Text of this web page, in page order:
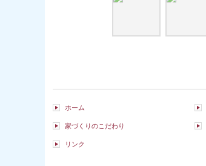
ホーム
家づくりのこだわり
リンク